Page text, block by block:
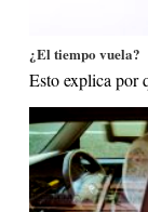
¿El tiempo vuela?
Esto explica por